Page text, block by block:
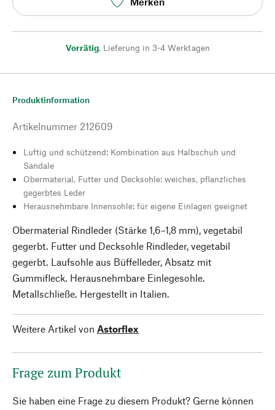
Vorrätig, Lieferung in 3-4 Werktagen
Produktinformation
Artikelnummer 212609
Luftig und schützend: Kombination aus Halbschuh und
Sandale
Obermaterial, Futter und Decksohle: weiches, pflanzliches
gegerbtes Leder
Herausnehmbare Innensohle: für eigene Einlagen geeignet
Obermaterial Rindleder (Stärke 1,6–1,8 mm), vegetabil
gegerbt. Futter und Decksohle Rindleder, vegetabil
gegerbt. Laufsohle aus Büffelleder, Absatz mit
Gummifleck. Herausnehmbare Einlegesohle.
Metallschließe. Hergestellt in Italien.
Weitere Artikel von Astorflex
Frage zum Produkt
Sie haben eine Frage zu diesem Produkt? Gerne können